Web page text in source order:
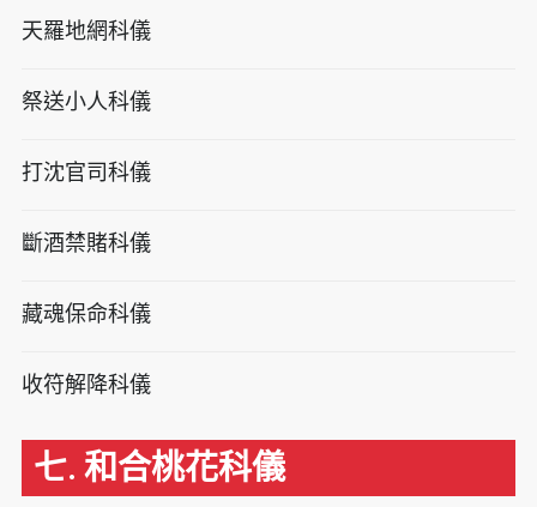
天羅地網科儀
祭送小人科儀
打沈官司科儀
斷酒禁賭科儀
藏魂保命科儀
收符解降科儀
七. 和合桃花科儀